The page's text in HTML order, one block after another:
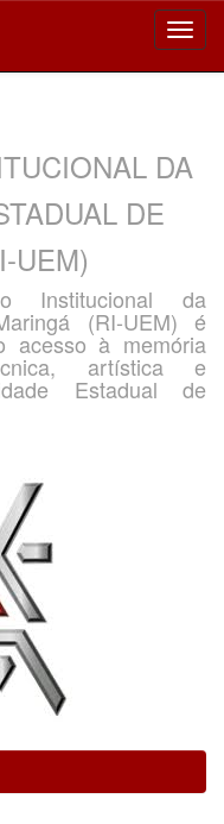
DA
DE
UEM)
Institucional da
(RI-UEM) é
acesso à memória
artística e
Estadual de